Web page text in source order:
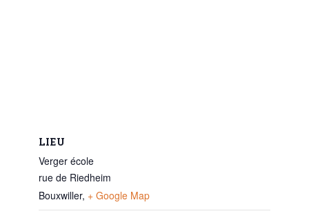
LIEU
Verger école
rue de Riedheim
Bouxwiller, + Google Map